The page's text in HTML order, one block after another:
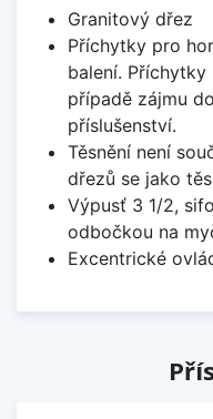
Granitový dřez
Příchytky pro
balení.
případě zájmu
příslušenství.
Těsnění není
dřezů se jako
Výpusť 3 1/2,
odbočkou na
Excentrické